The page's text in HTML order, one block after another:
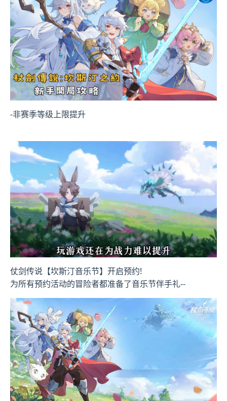
-非赛季等级上限提升
仗剑传说【坎斯汀音乐节】开启预约!
为所有预约活动的冒险者都准备了音乐节伴手礼--